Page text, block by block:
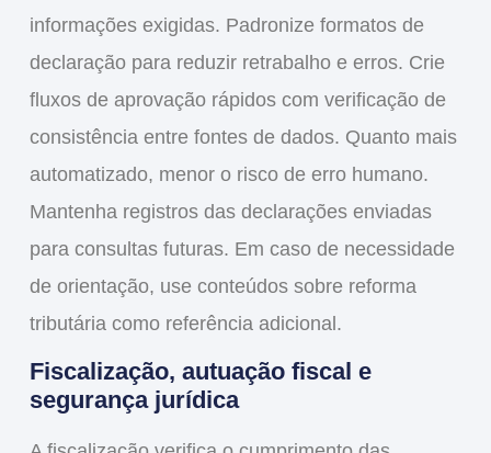
informações exigidas. Padronize formatos de
declaração para reduzir retrabalho e erros. Crie
fluxos de aprovação rápidos com verificação de
consistência entre fontes de dados. Quanto mais
automatizado, menor o risco de erro humano.
Mantenha registros das declarações enviadas
para consultas futuras. Em caso de necessidade
de orientação, use conteúdos sobre reforma
tributária como referência adicional.
Fiscalização, autuação fiscal e
segurança jurídica